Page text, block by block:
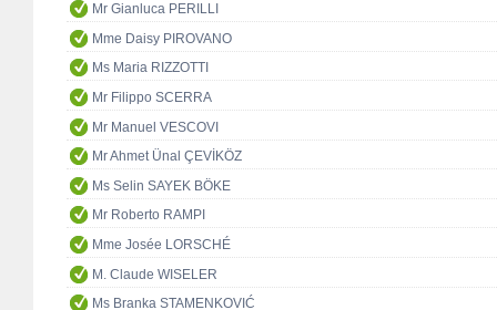
Mr Gianluca PERILLI
Mme Daisy PIROVANO
Ms Maria RIZZOTTI
Mr Filippo SCERRA
Mr Manuel VESCOVI
Mr Ahmet Ünal ÇEVİKÖZ
Ms Selin SAYEK BÖKE
Mr Roberto RAMPI
Mme Josée LORSCHÉ
M. Claude WISELER
Ms Branka STAMENKOVIĆ